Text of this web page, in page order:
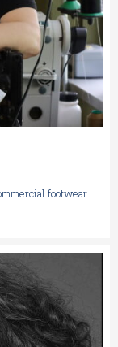
footwear